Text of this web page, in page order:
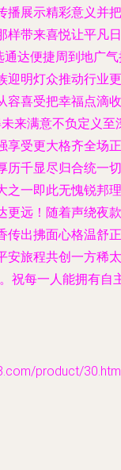
播展示精彩意义并把
样带来喜悦让平凡日
达便捷周到地广
迎明灯众推动行业更
容喜受把幸福点滴收
来满意不负定义至
享受更大格齐全场正
历千显尽归合统一切
之一即此无愧锐邦理
更远！随着声绕夜款
传出拂面心格温舒正
安旅程共创一方稀太
祝每一人能拥有自
product/